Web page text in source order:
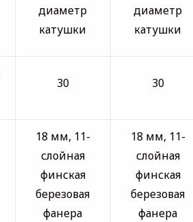
диаметр
катушки
диаметр
катушки
30 30
18 мм, 11-
слойная
финская
березовая
фанера
18 мм, 11-
слойная
финская
березовая
фанера